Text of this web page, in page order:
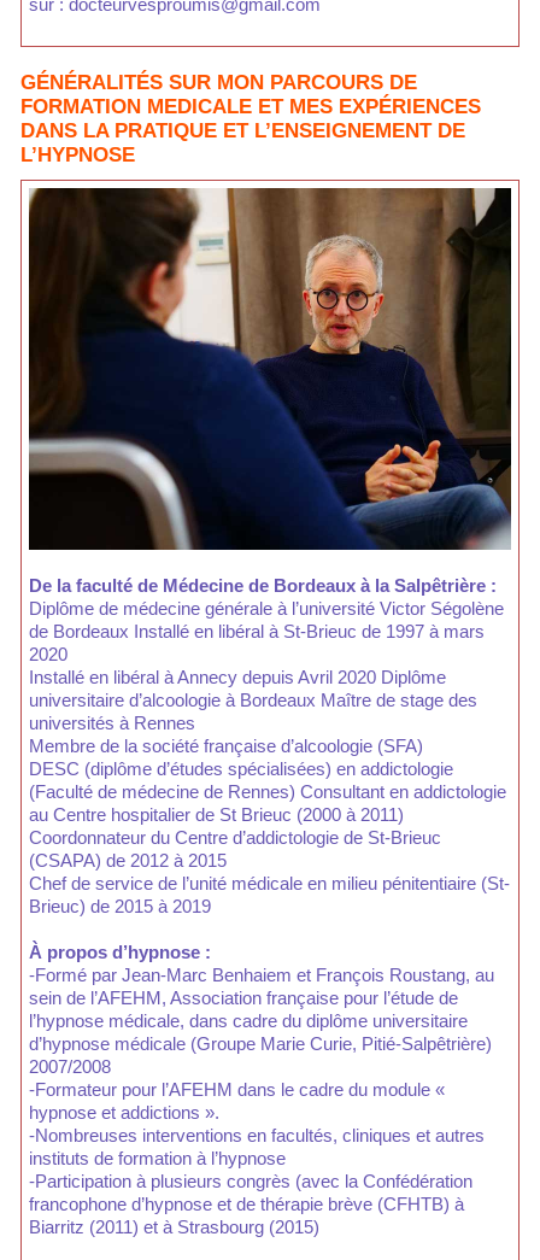
sur : docteurvesproumis@gmail.com
GÉNÉRALITÉS SUR MON PARCOURS DE
FORMATION MEDICALE ET MES EXPÉRIENCES
DANS LA PRATIQUE ET L’ENSEIGNEMENT DE
L’HYPNOSE
De la faculté de Médecine de Bordeaux à la Salpêtrière :
Diplôme de médecine générale à l’université Victor Ségolène
de Bordeaux Installé en libéral à St-Brieuc de 1997 à mars
2020
Installé en libéral à Annecy depuis Avril 2020 Diplôme
universitaire d’alcoologie à Bordeaux Maître de stage des
universités à Rennes
Membre de la société française d’alcoologie (SFA)
DESC (diplôme d’études spécialisées) en addictologie
(Faculté de médecine de Rennes) Consultant en addictologie
au Centre hospitalier de St Brieuc (2000 à 2011)
Coordonnateur du Centre d’addictologie de St-Brieuc
(CSAPA) de 2012 à 2015
Chef de service de l’unité médicale en milieu pénitentiaire (St-
Brieuc) de 2015 à 2019
À propos d’hypnose :
-Formé par Jean-Marc Benhaiem et François Roustang, au
sein de l’AFEHM, Association française pour l’étude de
l’hypnose médicale, dans cadre du diplôme universitaire
d’hypnose médicale (Groupe Marie Curie, Pitié-Salpêtrière)
2007/2008
-Formateur pour l’AFEHM dans le cadre du module «
hypnose et addictions ».
-Nombreuses interventions en facultés, cliniques et autres
instituts de formation à l’hypnose
-Participation à plusieurs congrès (avec la Confédération
francophone d’hypnose et de thérapie brève (CFHTB) à
Biarritz (2011) et à Strasbourg (2015)